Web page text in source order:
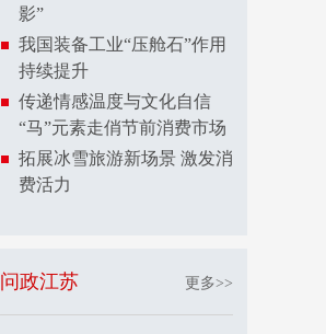
影”
我国装备工业“压舱石”作用
持续提升
传递情感温度与文化自信
“马”元素走俏节前消费市场
拓展冰雪旅游新场景 激发消
费活力
问政江苏 更多>>